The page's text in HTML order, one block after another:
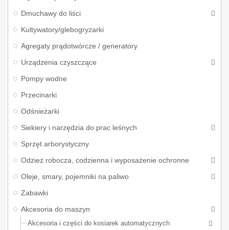
Dmuchawy do liści
Kultywatory/glebogryzarki
Agregaty prądotwórcze / generatory
Urządzenia czyszczące
Pompy wodne
Przecinarki
Odśnieżarki
Siekiery i narzędzia do prac leśnych
Sprzęt arborystyczny
Odzież robocza, codzienna i wyposażenie ochronne
Oleje, smary, pojemniki na paliwo
Zabawki
Akcesoria do maszyn
Akcesoria i części do kosiarek automatycznych